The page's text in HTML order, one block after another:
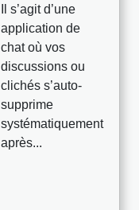
Il s’agit d’une
application de
chat où vos
discussions ou
clichés s’auto-
supprime
systématiquement
après...